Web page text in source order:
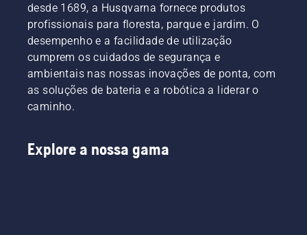
equipa
H. E são
os
nossos
utilizadores
mais
exigentes.
desde 1689, a Husqvarna fornece produtos
profissionais para floresta, parque e jardim. O
desempenho e a facilidade de utilização
cumprem os cuidados de segurança e
ambientais nas nossas inovações de ponta, com
as soluções de bateria e a robótica a liderar o
caminho.
Explore a nossa gama